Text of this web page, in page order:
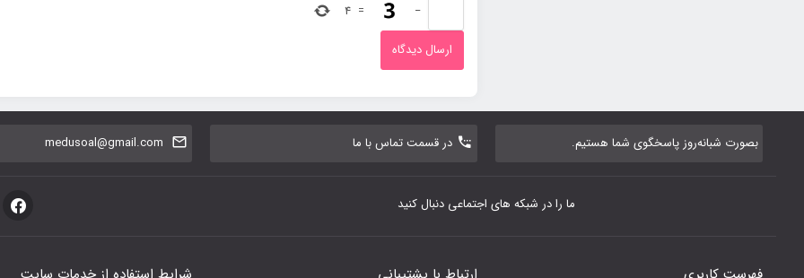
−
=
4
بصورت شبانه‌روز پاسخگوی شما هستیم. در قسمت تماس با ما medusoal@gmail.com
ما را در شبکه های اجتماعی دنبال کنید